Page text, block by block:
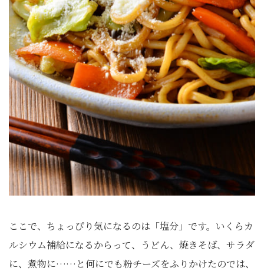
ここで、ちょっぴり気になるのは「塩分」です。いくらカ
ルシウム補給になるからって、うどん、焼きそば、サラダ
に、煮物に……と何にでも粉チーズをふりかけたのでは、